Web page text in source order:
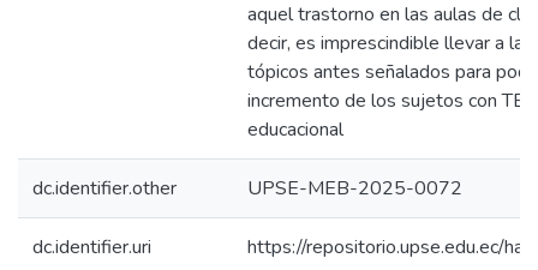
aquel trastorno en las aulas de
decir, es imprescindible llevar a la
tópicos antes señalados para
incremento de los sujetos con
educacional
dc.identifier.other UPSE-MEB-2025-0072
dc.identifier.uri https://repositorio.upse.edu.ec/